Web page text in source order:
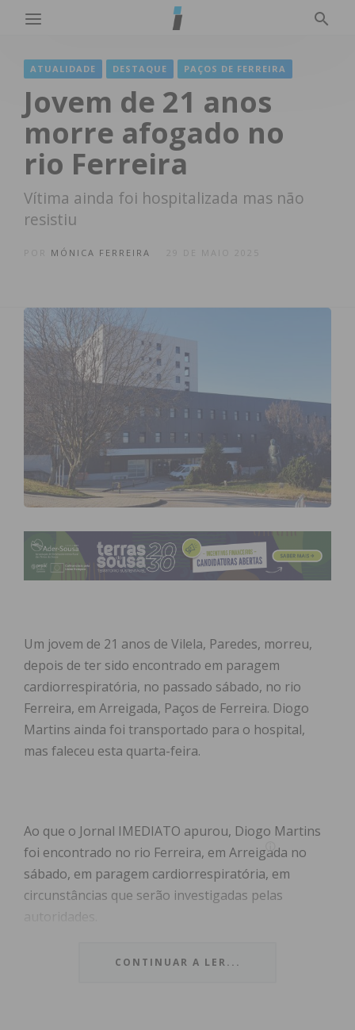
ATUALIDADE DESTAQUE PAÇOS DE FERREIRA
Jovem de 21 anos
morre afogado no
rio Ferreira
Vítima ainda foi hospitalizada mas não
resistiu
MÓNICA FERREIRA 29 DE MAIO 2025
Um jovem de 21 anos de Vilela, Paredes, morreu,
depois de ter sido encontrado em paragem
cardiorrespiratória, no passado sábado, no rio
Ferreira, em Arreigada, Paços de Ferreira. Diogo
Martins ainda foi transportado para o hospital,
mas faleceu esta quarta-feira.
Ao que o Jornal IMEDIATO apurou, Diogo Martins
foi encontrado no rio Ferreira, em Arreigada no
sábado, em paragem cardiorrespiratória, em
circunstâncias que serão investigadas pelas
autoridades.
O jovem foi assistido no local pela Cruz Vermelha
CONTINUAR A LER...